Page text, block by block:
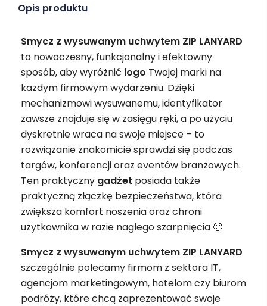
Opis produktu
Smycz z wysuwanym uchwytem ZIP LANYARD
to nowoczesny, funkcjonalny i efektowny
sposób, aby wyróżnić logo Twojej marki na
każdym firmowym wydarzeniu. Dzięki
mechanizmowi wysuwanemu, identyfikator
zawsze znajduje się w zasięgu ręki, a po użyciu
dyskretnie wraca na swoje miejsce – to
rozwiązanie znakomicie sprawdzi się podczas
targów, konferencji oraz eventów branżowych.
Ten praktyczny gadżet posiada także
praktyczną złączkę bezpieczeństwa, która
zwiększa komfort noszenia oraz chroni
użytkownika w razie nagłego szarpnięcia 🙂
Smycz z wysuwanym uchwytem ZIP LANYARD
szczególnie polecamy firmom z sektora IT,
agencjom marketingowym, hotelom czy biurom
podróży, które chcą zaprezentować swoje